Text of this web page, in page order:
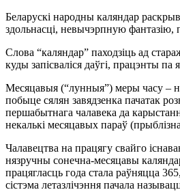
Беларускi народны каляндар
здольнасцi, невычэрпную фантазiю,
Слова “каляндар” паходзiць ад
куды запiсвалiся даўгi, працэнты па
Месяцавыя (“лунныя”) меры часу –
побыце сялян завядзенка пачатак
першабытнага чалавека да
некалькi месяцавых параў
Чалавецтва на працягу свайго
нязручны сонечна-месяцавы
працягласць года стала раўняцца
сiстэма летазлiчэння пачала